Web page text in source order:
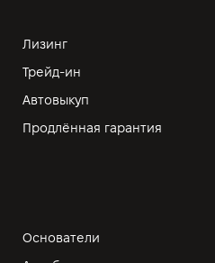
Лизинг
Трейд-ин
Автовыкуп
Продлённая гарантия
Основатели